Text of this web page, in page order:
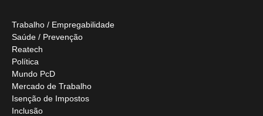
Trabalho / Empregabilidade
Saúde / Prevenção
Reatech
Política
Mundo PcD
Mercado de Trabalho
Isenção de Impostos
Inclusão